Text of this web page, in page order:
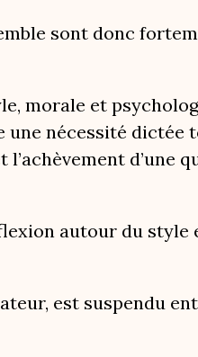
sont donc
morale et
nécessité dictée
d’une
autour du
est suspendu